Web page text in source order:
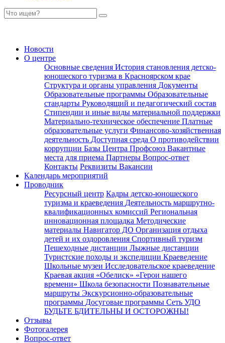
Новости
О центре
Основные сведения История становления детско-
юношеского туризма в Красноярском крае
Структура и органы управления Документы
Образовательные программы Образовательные
стандарты Руководящий и педагогический состав
Стипендии и иные виды материальной поддержки
Материально-техническое обеспечение Платные
образовательные услуги Финансово-хозяйственная
деятельность Доступная среда О противодействии
коррупции Базы Центра Профсоюз Вакантные
места для приема Партнеры Вопрос-ответ
Контакты Реквизиты Вакансии
Календарь мероприятий
Проводник
Ресурсный центр Кадры детско-юношеского
туризма и краеведения Деятельность маршрутно-
квалификационных комиссий Региональная
инновационная площадка Методические
материалы Навигатор ДО Организация отдыха
детей и их оздоровления Спортивный туризм
Пешеходные дистанции Лыжные дистанции
Туристские походы и экспедиции Краеведение
Школьные музеи Исследовательское краеведение
Краевая акция «Обелиск» «Герои нашего
времени» Школа безопасности Познавательные
маршруты Экскурсионно-образовательные
программы Досуговые программы Сеть УДО
БУДЬТЕ БДИТЕЛЬНЫ И ОСТОРОЖНЫ!
Отзывы
Фотогалерея
Вопрос-ответ